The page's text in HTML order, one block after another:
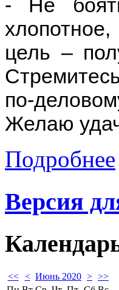
- Не
цель –
по-
Желаю
Подробнее
Версия
<< < Июнь 2020 > >>